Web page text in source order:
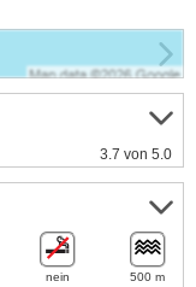
3.7 von 5.0
nein 500 m